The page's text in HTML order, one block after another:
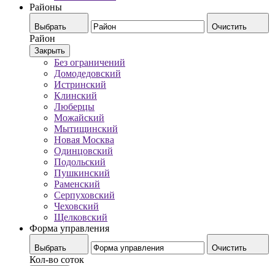
Районы
Выбрать Очистить
Район
Закрыть
Без ограничений
Домодедовский
Истринский
Клинский
Люберцы
Можайский
Мытищинский
Новая Москва
Одинцовский
Подольский
Пушкинский
Раменский
Серпуховский
Чеховский
Щелковский
Форма управления
Выбрать Очистить
Кол-во соток